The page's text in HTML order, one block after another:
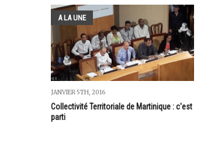
A LA UNE
JANVIER 5TH, 2016
Collectivité Territoriale de Martinique : c'est
parti